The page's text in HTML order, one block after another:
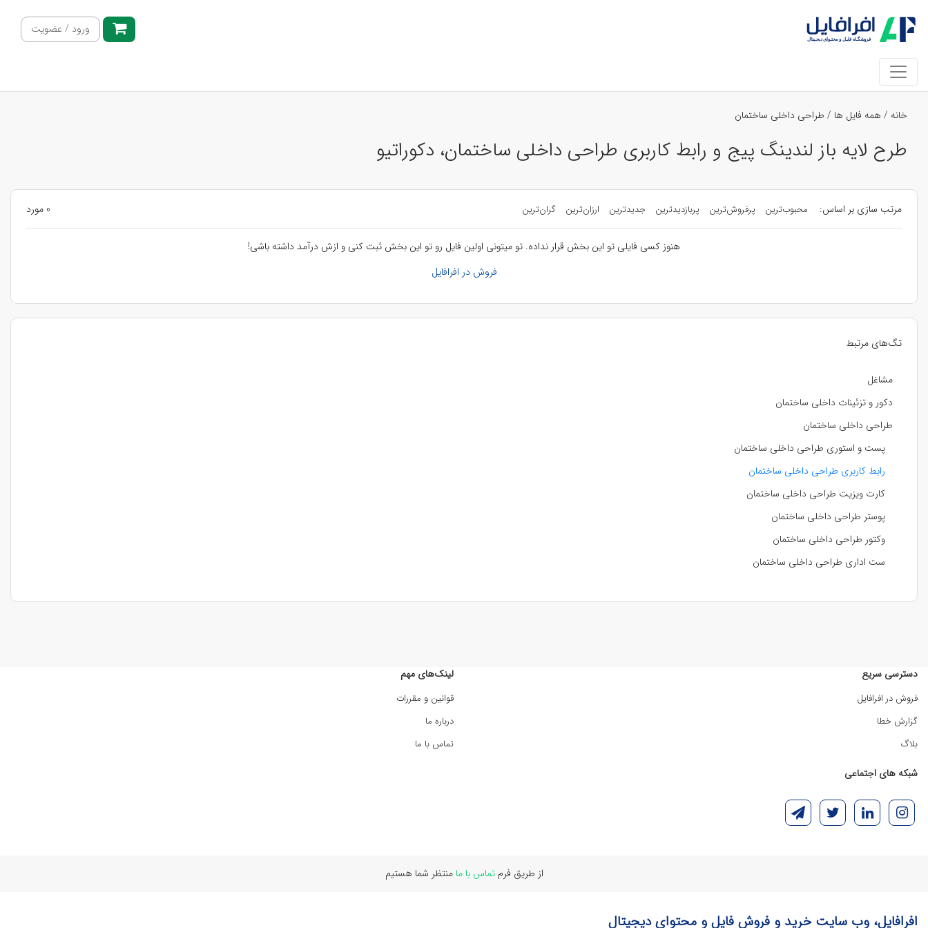
ورود / عضویت
خانه / همه فایل ها / طراحی داخلی ساختمان
طرح لایه باز لندینگ پیج و رابط کاربری طراحی داخلی ساختمان، دکوراتیو
تگ‌های مرتبط
مشاغل
دکور و تزئینات داخلی ساختمان
طراحی داخلی ساختمان
پست و استوری طراحی داخلی ساختمان
رابط کاربری طراحی داخلی ساختمان
کارت ویزیت طراحی داخلی ساختمان
پوستر طراحی داخلی ساختمان
وکتور طراحی داخلی ساختمان
ست اداری طراحی داخلی ساختمان
مرتب سازی بر اساس: محبوب‌ترین پرفروش‌ترین پربازدیدترین جدیدترین ارزان‌ترین گران‌ترین 0 مورد
هنوز کسی فایلی تو این بخش قرار نداده. تو میتونی اولین فایل رو تو این بخش ثبت کنی و ازش درآمد داشته باشی!
فروش در افرافایل
دسترسی سریع
فروش در افرافایل
گزارش خطا
بلاگ
لینک‌های مهم
قوانین و مقررات
درباره ما
تماس با ما
شبکه های اجتماعی
از طریق فرمتماس با ما منتظر شما هستیم
افرافایل، وب سایت خرید و فروش فایل و محتوای دیجیتال